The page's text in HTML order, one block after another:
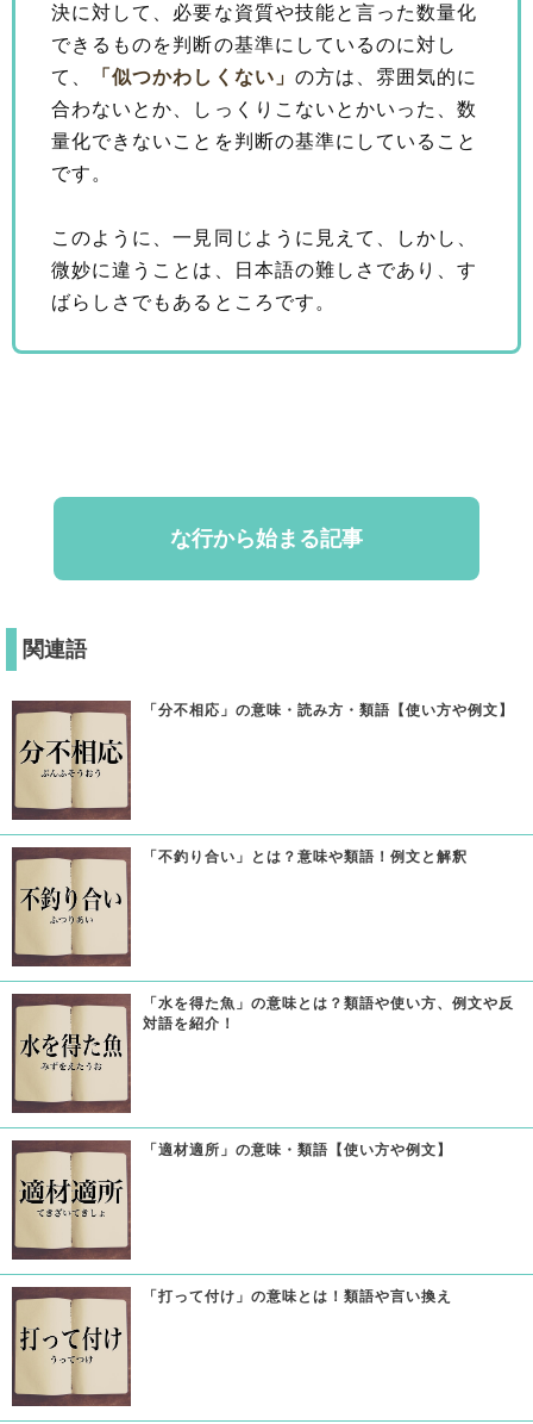
決に対して、必要な資質や技能と言った数量化
できるものを判断の基準にしているのに対し
て、
「似つかわしくない」 の方は、雰囲気的に
合わないとか、しっくりこないとかいった、数
量化できないことを判断の基準にしていること
です。
このように、一見同じように見えて、しかし、
微妙に違うことは、日本語の難しさであり、す
ばらしさでもあるところです。
な行から始まる記事
関連語
「分不相応」の意味・読み方・類語【使い方や例文】
「不釣り合い」とは？意味や類語！例文と解釈
「水を得た魚」の意味とは？類語や使い方、例文や反
対語を紹介！
「適材適所」の意味・類語【使い方や例文】
「打って付け」の意味とは！類語や言い換え